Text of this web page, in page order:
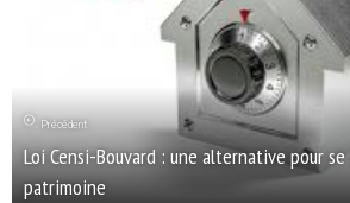
Précédent
Loi Censi-Bouvard : une alternative pour
patrimoine